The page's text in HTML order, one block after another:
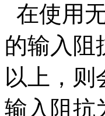
在使用
的输入阻
以上，则
输入阻抗